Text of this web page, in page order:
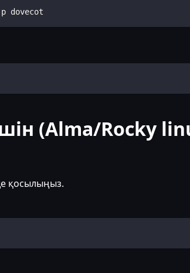
dovecot
(Alma/Rocky
қосылыңыз.